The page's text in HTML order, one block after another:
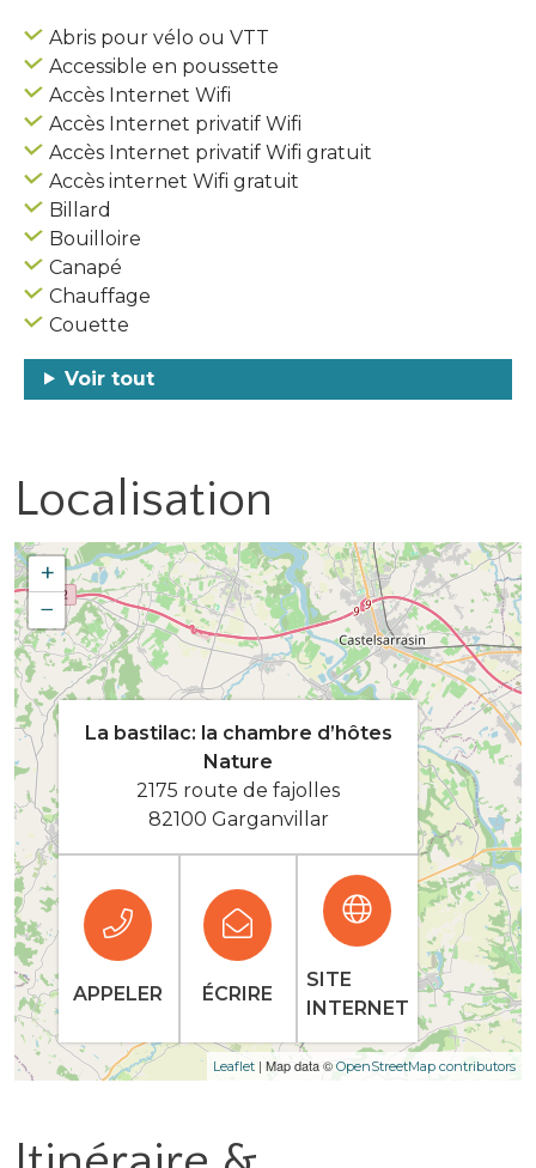
Abris pour vélo ou VTT
Accessible en poussette
Accès Internet Wifi
Accès Internet privatif Wifi
Accès Internet privatif Wifi gratuit
Accès internet Wifi gratuit
Billard
Bouilloire
Canapé
Chauffage
Couette
Voir tout
Localisation
+
−
Leaflet | Map data © OpenStreetMap contributors
La bastilac: la chambre d’hôtes
Nature
2175 route de fajolles
82100 Garganvillar
APPELER ÉCRIRE
SITE
INTERNET